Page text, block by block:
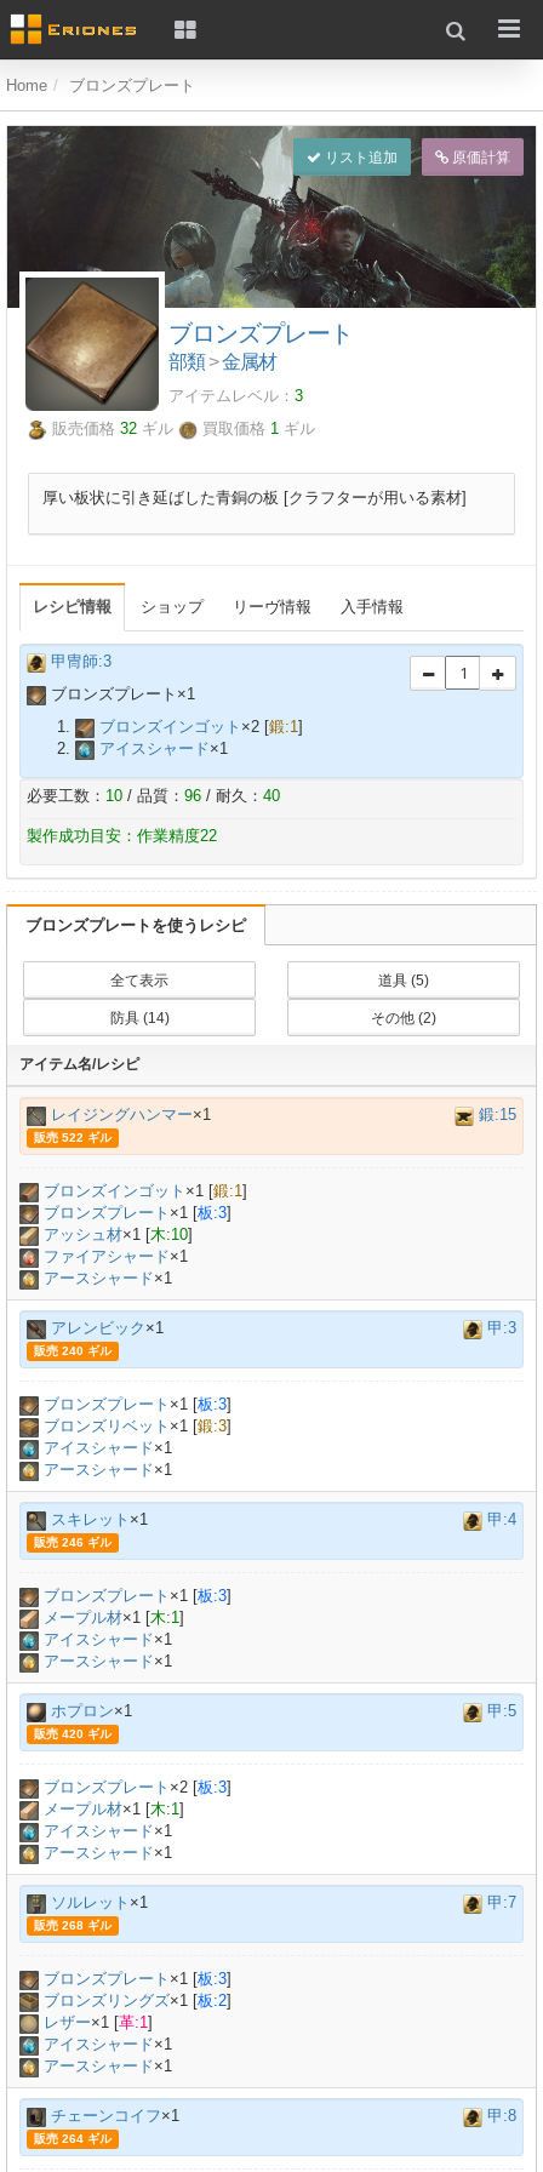
Home ブロンズプレート
リスト追加 原価計算
ブロンズプレート
部類>金属材
アイテムレベル： 3
販売価格 32 ギル 買取価格 1 ギル
厚い板状に引き延ばした青銅の板 [クラフターが用いる素材]
レシピ情報 ショップ リーヴ情報 入手情報
甲冑師:3
ブロンズプレート×1
ブロンズインゴット ×2 [鍛:1]
アイスシャード×1
必要工数： 10 / 品質： 96 / 耐久： 40
製作成功目安：作業精度22
ブロンズプレートを使うレシピ
全て表示 道具 (5)
防具 (14) その他 (2)
アイテム名/レシピ
レイジングハンマー×1 鍛:15
販売 522 ギル
ブロンズインゴット ×1 [鍛:1]
ブロンズプレート ×1 [板:3]
アッシュ材×1 [木:10]
ファイアシャード×1
アースシャード×1
アレンビック ×1 甲:3
販売 240 ギル
ブロンズプレート ×1 [板:3]
ブロンズリベット ×1 [鍛:3]
アイスシャード×1
アースシャード×1
スキレット ×1 甲:4
販売 246 ギル
ブロンズプレート ×1 [板:3]
メープル材×1 [木:1]
アイスシャード×1
アースシャード×1
ホプロン×1 甲:5
販売 420 ギル
ブロンズプレート ×2 [板:3]
メープル材×1 [木:1]
アイスシャード×1
アースシャード×1
ソルレット ×1 甲:7
販売 268 ギル
ブロンズプレート ×1 [板:3]
ブロンズリングズ×1 [板:2]
レザー×1 [革:1]
アイスシャード×1
アースシャード×1
チェーンコイフ×1 甲:8
販売 264 ギル